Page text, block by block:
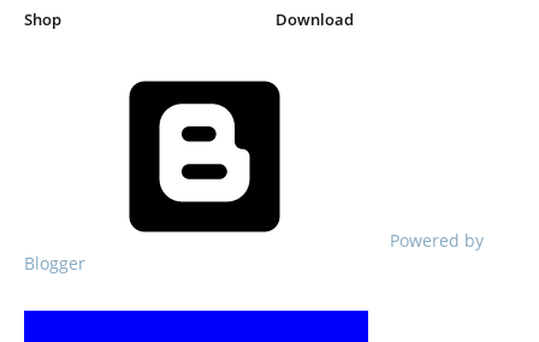
Shop
Download
Powered by
Blogger